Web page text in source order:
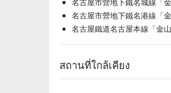
名古屋市營地下鐵名港線「
名古屋鐵道名古屋本線「金
สถานที่ใกล้เคียง